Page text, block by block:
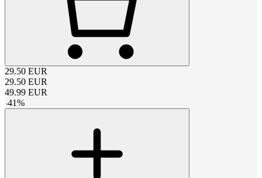
29.50 EUR
29.50 EUR
49.99 EUR
-41%